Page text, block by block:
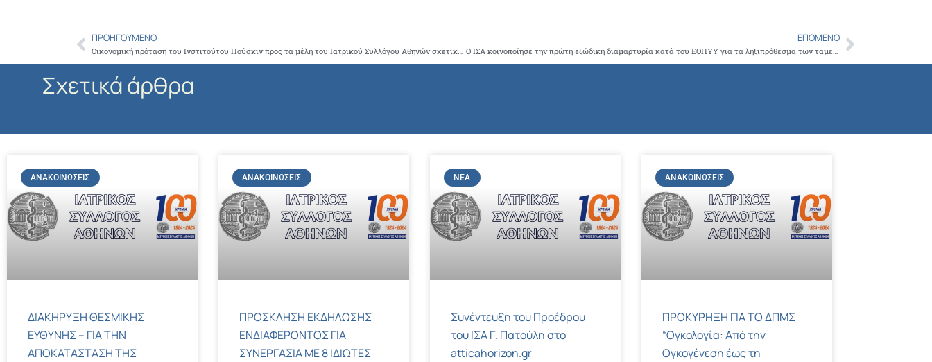
Prev
ΠΡΟΗΓΟΎΜΕΝΟ
Οικονομική πρόταση του Ινστιτούτου Πούσκιν προς τα μέλη του Ιατρικού Συλλόγου Αθηνών σχετικά με την δυνατότητα εκμάθησης της ρωσικής γλώσσας
ΕΠΌΜΕΝΟ
Ο ΙΣΑ κοινοποίησε την πρώτη εξώδικη διαμαρτυρία κατά του ΕΟΠΥΥ για τα ληξιπρόθεσμα των ταμείων για τα έτη 2010-2011Next
Σχετικά άρθρα
ΑΝΑΚΟΙΝΏΣΕΙΣ
ΔΙΑΚΗΡΥΞΗ ΘΕΣΜΙΚΗΣ
ΕΥΘΥΝΗΣ – ΓΙΑ ΤΗΝ
ΑΠΟΚΑΤΑΣΤΑΣΗ ΤΗΣ
ΑΝΑΚΟΙΝΏΣΕΙΣ
ΠΡΟΣΚΛΗΣΗ ΕΚΔΗΛΩΣΗΣ
ΕΝΔΙΑΦΕΡΟΝΤΟΣ ΓΙΑ
ΣΥΝΕΡΓΑΣΙΑ ΜΕ 8 ΙΔΙΩΤΕΣ
ΝΈΑ
Συνέντευξη του Προέδρου
του ΙΣΑ Γ. Πατούλη στο
atticahorizon.gr
ΑΝΑΚΟΙΝΏΣΕΙΣ
ΠΡΟΚΥΡΗΞΗ ΓΙΑ ΤΟ ΔΠΜΣ
“Ογκολογία: Από την
Ογκογένεση έως τη